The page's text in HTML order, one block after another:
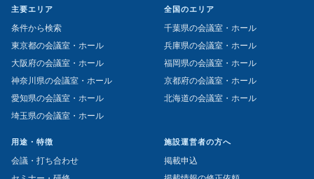
主要エリア
条件から検索
東京都の会議室・ホール
大阪府の会議室・ホール
神奈川県の会議室・ホール
愛知県の会議室・ホール
埼玉県の会議室・ホール
全国のエリア
千葉県の会議室・ホール
兵庫県の会議室・ホール
福岡県の会議室・ホール
京都府の会議室・ホール
北海道の会議室・ホール
用途・特徴
会議・打ち合わせ
施設運営者の方へ
掲載申込